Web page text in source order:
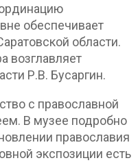
обеспечивает
области.
возглавляет
Р.В. Бусаргин.
с православной
В музее подробно
православия
экспозиции есть